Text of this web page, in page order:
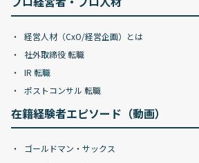
経営人材（CxO/経営企画）とは
社外取締役 転職
IR 転職
ポストコンサル 転職
在籍経験者エピソード（動画）
ゴールドマン・サックス